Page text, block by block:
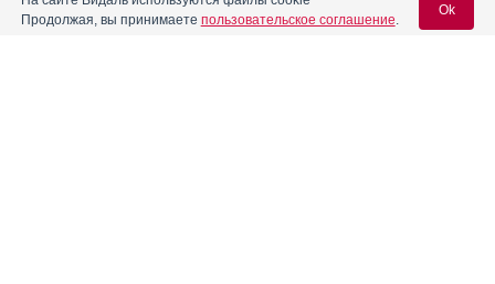
Продолжая, вы принимаете пользовательское соглашение.
Ok